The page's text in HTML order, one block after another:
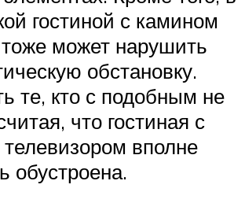
гостиной с камином
может нарушить
обстановку.
те, кто с подобным не
что гостиная с
вполне
обустроена.